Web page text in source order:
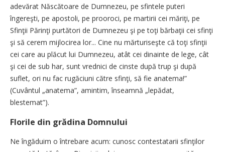
adevărat Născătoare de Dumnezeu, pe sfintele puteri
îngereşti, pe apostoli, pe prooroci, pe martirii cei măriţi, pe
Sfinţii Părinţi purtători de Dumnezeu şi pe toţi bărbaţii cei sfinţi
şi să cerem mijlocirea lor... Cine nu mărturiseşte că toţi sfinţii
cei care au plăcut lui Dumnezeu, atât cei dinainte de lege, cât
şi cei de sub har, sunt vrednici de cinste după trup şi după
suflet, ori nu fac rugăciuni către sfinţi, să fie anatema!”
(Cuvântul „anatema”, amintim, înseamnă „lepădat,
blestemat”).
Florile din grădina Domnului
Ne îngăduim o întrebare acum: cunosc contestatarii sfinţilor